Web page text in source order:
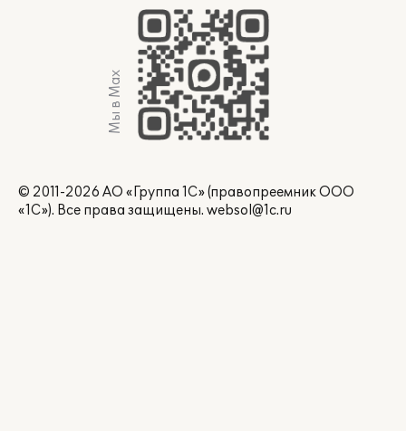
Мы в Max
© 2011-2026 АО «Группа 1С» (правопреемник ООО
«1С»). Все права защищены. websol@1c.ru